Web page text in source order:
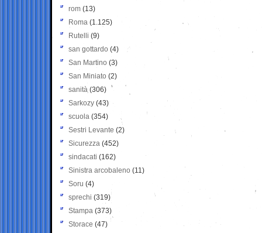
rom (13)
Roma (1.125)
Rutelli (9)
san gottardo (4)
San Martino (3)
San Miniato (2)
sanità (306)
Sarkozy (43)
scuola (354)
Sestri Levante (2)
Sicurezza (452)
sindacati (162)
Sinistra arcobaleno (11)
Soru (4)
sprechi (319)
Stampa (373)
Storace (47)